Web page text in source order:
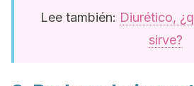
Lee también: Diurético,
sirve?